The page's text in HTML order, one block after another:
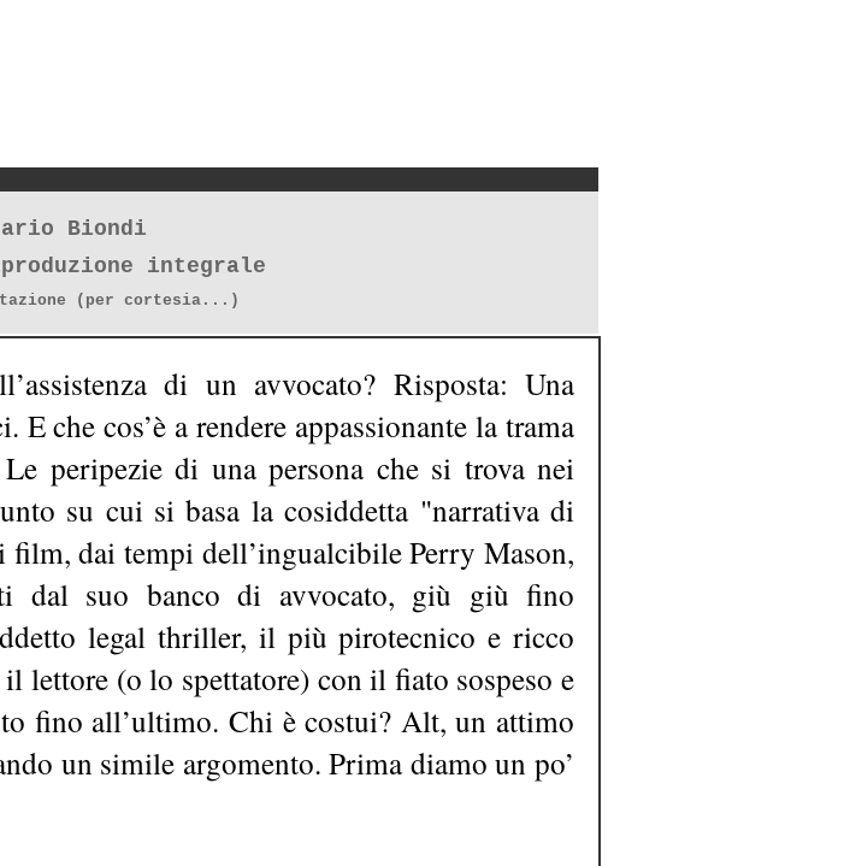
Biondi
integrale
(per cortesia...)
di un avvocato? Risposta: Una
E che cos’è a rendere appassionante la trama
peripezie di una persona che si trova nei
su cui si basa la cosiddetta "narrativa di
dai tempi dell’ingualcibile Perry Mason,
dal suo banco di avvocato, giù giù fino
legal thriller, il più pirotecnico e ricco
lettore (o lo spettatore) con il fiato sospeso e
fino all’ultimo. Chi è costui? Alt, un attimo
un simile argomento. Prima diamo un po’